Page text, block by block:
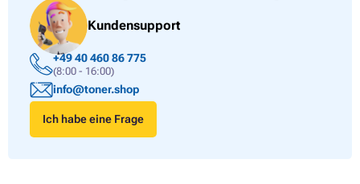
Kundensupport
+49 40 460 86 775
(8:00 - 16:00)
info@toner.shop
Ich habe eine Frage